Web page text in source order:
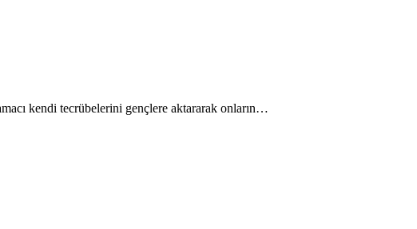
kendi tecrübelerini gençlere aktararak onların…